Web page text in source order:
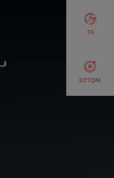
İLETIŞIM
TR